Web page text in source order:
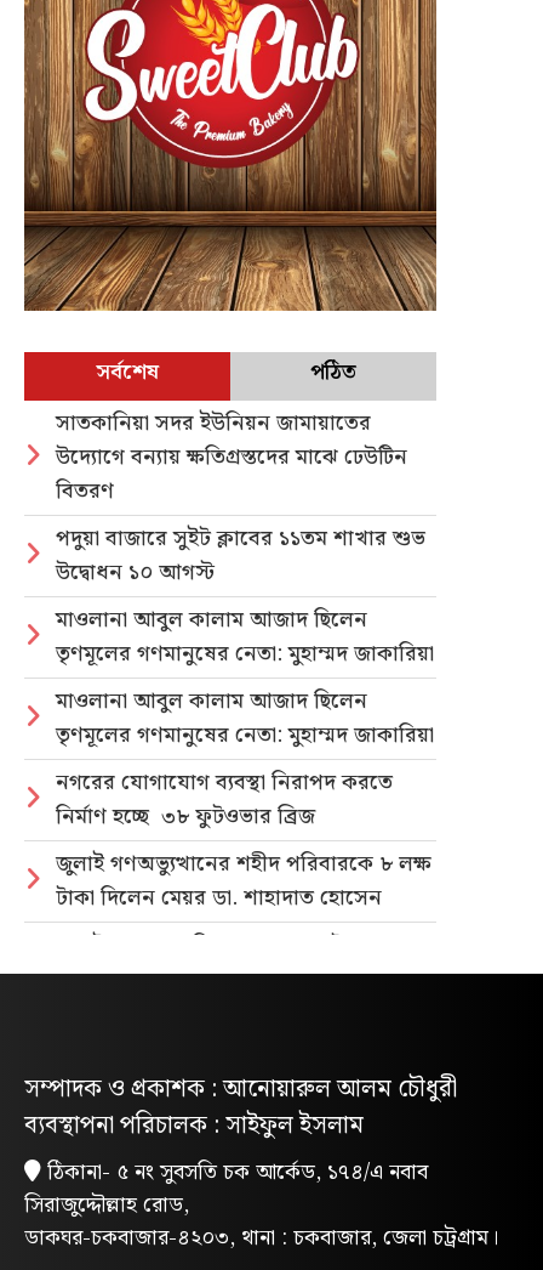
সর্বশেষ
পঠিত
সাতকানিয়া সদর ইউনিয়ন জামায়াতের
উদ্যোগে বন্যায় ক্ষতিগ্রস্তদের মাঝে ঢেউটিন
বিতরণ
পদুয়া বাজারে সুইট ক্লাবের ১১তম শাখার শুভ
উদ্বোধন ১০ আগস্ট
মাওলানা আবুল কালাম আজাদ ছিলেন
তৃণমূলের গণমানুষের নেতা: মুহাম্মদ জাকারিয়া
মাওলানা আবুল কালাম আজাদ ছিলেন
তৃণমূলের গণমানুষের নেতা: মুহাম্মদ জাকারিয়া
নগরের যোগাযোগ ব্যবস্থা নিরাপদ করতে
নির্মাণ হচ্ছে ৩৮ ফুটওভার ব্রিজ
জুলাই গণঅভ্যুত্থানের শহীদ পরিবারকে ৮ লক্ষ
টাকা দিলেন মেয়র ডা. শাহাদাত হোসেন
জুলাই গণহত্যার বিচার ও গণভোটের গণরায়
বাস্তবায়নের দাবিতে জাতীয় ছাত্রশক্তির
পরিবেশবান্ধব ই-রিকশার লাইসেন্স
গণভোটের রায় ও জুলাই সনদ বাস্তবায়নের
দাবিতে লোহাগাড়ায় ছাত্রশিবিরের বিক্ষোভ
মিছিল
“চাঁদা নাপেয়ে পেঁপে বাগান ধ্বংস: পাহাড়ি
সম্পাদক ও প্রকাশক : আনোয়ারুল আলম চৌধুরী
ব্যবস্থাপনা পরিচালক : সাইফুল ইসলাম
ঠিকানা- ৫ নং সুবসতি চক আর্কেড, ১৭৪/এ নবাব
সিরাজুদ্দৌল্লাহ রোড,
ডাকঘর-চকবাজার-৪২০৩, থানা : চকবাজার, জেলা চট্রগ্রাম।